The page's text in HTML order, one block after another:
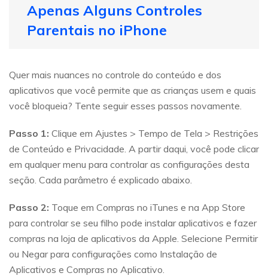
Apenas Alguns Controles
Parentais no iPhone
Quer mais nuances no controle do conteúdo e dos
aplicativos que você permite que as crianças usem e quais
você bloqueia? Tente seguir esses passos novamente.
Passo 1: Clique em Ajustes > Tempo de Tela > Restrições
de Conteúdo e Privacidade. A partir daqui, você pode clicar
em qualquer menu para controlar as configurações desta
seção. Cada parâmetro é explicado abaixo.
Passo 2: Toque em Compras no iTunes e na App Store
para controlar se seu filho pode instalar aplicativos e fazer
compras na loja de aplicativos da Apple. Selecione Permitir
ou Negar para configurações como Instalação de
Aplicativos e Compras no Aplicativo.